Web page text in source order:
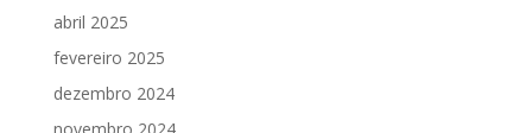
abril 2025
fevereiro 2025
dezembro 2024